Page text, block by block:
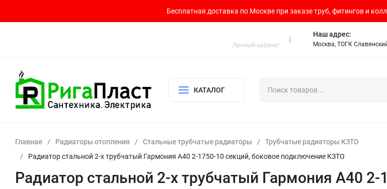
Бесплатная доставка по Москве при заказе труб, фитингов и
Личный кабинет
Наш адрес:
Москва, ТОГК
КАТАЛОГ
Главная / Радиаторы отопления / Стальные трубчатые радиаторы /
Трубчатые радиаторы КЗТО
/
Радиатор стальной 2-х трубчатый Гармония А40 2-1750-10 секций, боковое подключение КЗТО
Радиатор стальной 2-х трубчатый Гармония А40